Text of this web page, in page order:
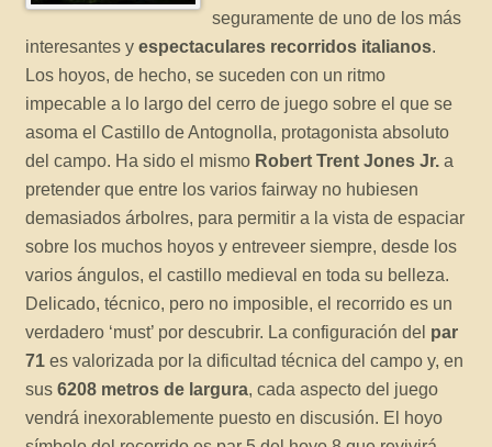
seguramente de uno de los más
interesantes yespectaculares recorridos italianos
Los hoyos, de hecho, se suceden con un ritmo
impecable a lo largo del cerro de juego sobre el que se
asoma el Castillo de Antognolla, protagonista absoluto
del campo. Ha sido el mismo Robert Trent Jones Jr. a
pretender que entre los varios fairway no hubiesen
demasiados árbolres, para permitir a la vista de espaciar
sobre los muchos hoyos y entreveer siempre, desde los
varios ángulos, el castillo medieval en toda su belleza.
Delicado, técnico, pero no imposible, el recorrido es un
verdadero ‘must’ por descubrir. La configuración del par
71 es valorizada por la dificultad técnica del campo y, en
sus6208 metros de largura , cada aspecto del juego
vendrá inexorablemente puesto en discusión. El hoyo